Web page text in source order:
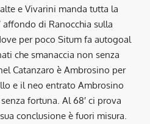
e Vivarini manda tutta la
affondo di Ranocchia sulla
per poco Situm fa autogoal
che smanaccia non senza
Catanzaro è Ambrosino per
e il neo entrato Ambrosino
fortuna. Al 68′ ci prova
conclusione è fuori misura.